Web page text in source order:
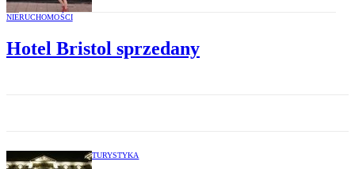
NIERUCHOMOŚCI
Hotel Bristol sprzedany
TURYSTYKA